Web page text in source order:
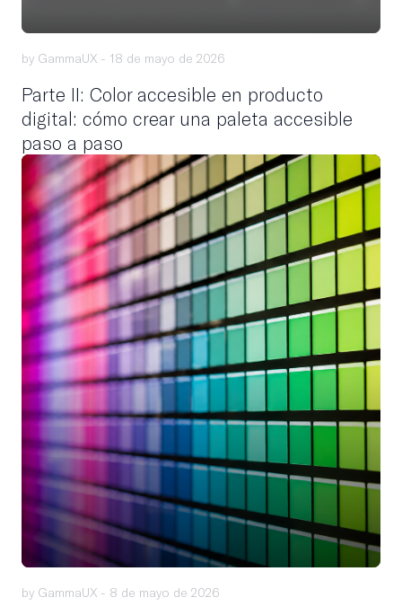
by GammaUX - 18 de mayo de 2026
Parte II: Color accesible en producto
digital: cómo crear una paleta accesible
paso a paso
by GammaUX - 8 de mayo de 2026